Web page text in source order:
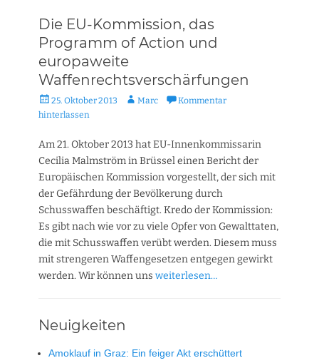
Die EU-Kommission, das
Programm of Action und
europaweite
Waffenrechtsverschärfungen
Veröffentlicht
am
25. Oktober 2013 AutorMarc
Kommentar
hinterlassen
Am 21. Oktober 2013 hat EU-Innenkommissarin
Cecilia Malmström in Brüssel einen Bericht der
Europäischen Kommission vorgestellt, der sich mit
der Gefährdung der Bevölkerung durch
Schusswaffen beschäftigt. Kredo der Kommission:
Es gibt nach wie vor zu viele Opfer von Gewalttaten,
die mit Schusswaffen verübt werden. Diesem muss
mit strengeren Waffengesetzen entgegen gewirkt
werden. Wir können uns weiterlesen…
Neuigkeiten
Amoklauf in Graz: Ein feiger Akt erschüttert